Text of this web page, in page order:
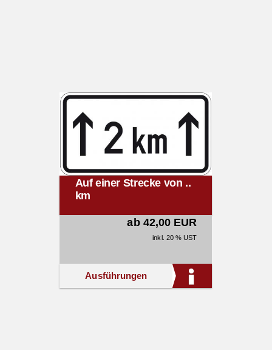
Auf einer Strecke von ..
km
ab 42,00 EUR
inkl. 20 % UST
Ausführungen